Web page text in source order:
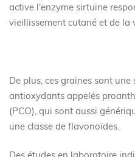
active l'enzyme sirtuine
vieillissement cutané et de la
De plus, ces graines sont
antioxydants appelés
(PCO), qui sont aussi
une classe de flavonoïdes.